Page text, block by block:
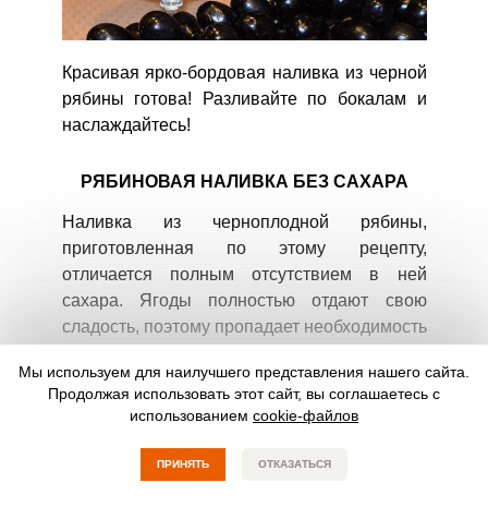
Красивая ярко-бордовая наливка из черной
рябины готова! Разливайте по бокалам и
наслаждайтесь!
РЯБИНОВАЯ НАЛИВКА БЕЗ САХАРА
Наливка из черноплодной рябины,
приготовленная по этому рецепту,
отличается полным отсутствием в ней
сахара. Ягоды полностью отдают свою
сладость, поэтому пропадает необходимость
наделяет наливку сногсшибательным
ароматом, а водка в ней практически не
вкусом, точно сумеет порадовать вас за
столом! Количество ингредиентов указано
Мы используем для наилучшего представления нашего сайта.
Продолжая использовать этот сайт, вы соглашаетесь с
использованием cookie-файлов
ПРИНЯТЬ ОТКАЗАТЬСЯ